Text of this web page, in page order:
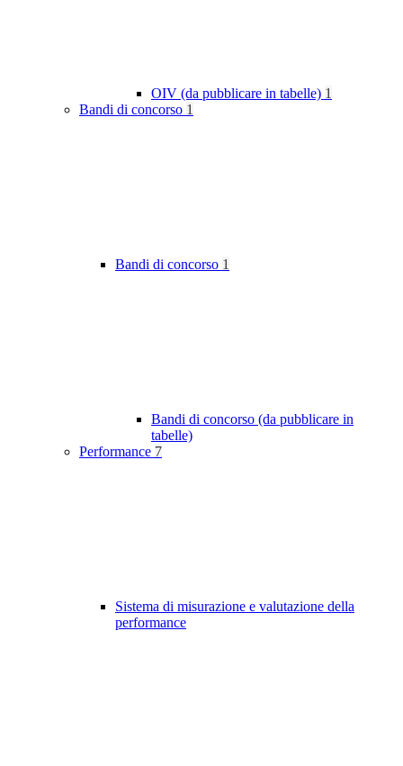
OIV (da pubblicare in tabelle) 1
Bandi di concorso 1
Bandi di concorso 1
Bandi di concorso (da pubblicare in
tabelle)
Performance 7
Sistema di misurazione e valutazione della
performance